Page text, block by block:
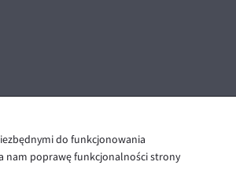
do funkcjonowania
nam poprawę funkcjonalności strony